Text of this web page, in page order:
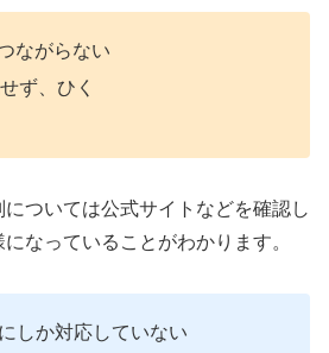
ながらない
ず、ひく
ついては公式サイトなどを確認し
なっていることがわかります。
しか対応していない